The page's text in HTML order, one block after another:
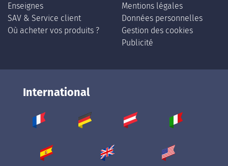
Enseignes
SAV & Service client
Où acheter vos produits ?
Mentions légales
Données personnelles
Gestion des cookies
Publicité
International